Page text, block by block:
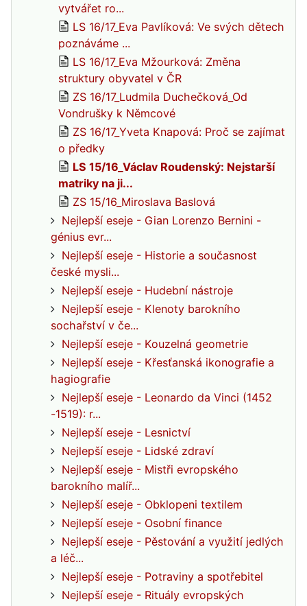
vytvářet ro...
LS 16/17_Eva Pavlíková: Ve svých dětech
poznáváme ...
LS 16/17_Eva Mžourková: Změna
struktury obyvatel v ČR
ZS 16/17_Ludmila Duchečková_Od
Vondrušky k Němcové
ZS 16/17_Yveta Knapová: Proč se zajímat
o předky
LS 15/16_Václav Roudenský: Nejstarší
matriky na ji...
ZS 15/16_Miroslava Baslová
Nejlepší eseje - Gian Lorenzo Bernini -
génius evr...
Nejlepší eseje - Historie a současnost
české mysli...
Nejlepší eseje - Hudební nástroje
Nejlepší eseje - Klenoty barokního
sochařství v če...
Nejlepší eseje - Kouzelná geometrie
Nejlepší eseje - Křesťanská ikonografie a
hagiografie
Nejlepší eseje - Leonardo da Vinci (1452
-1519): r...
Nejlepší eseje - Lesnictví
Nejlepší eseje - Lidské zdraví
Nejlepší eseje - Mistři evropského
barokního malíř...
Nejlepší eseje - Obklopeni textilem
Nejlepší eseje - Osobní finance
Nejlepší eseje - Pěstování a využití jedlých
a léč...
Nejlepší eseje - Potraviny a spotřebitel
Nejlepší eseje - Rituály evropských